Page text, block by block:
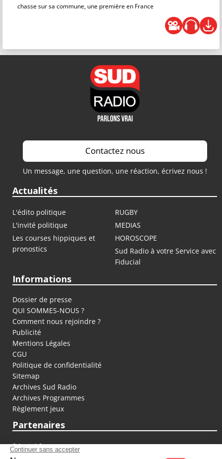
chasse sur sa commune, une première en France
Contactez nous
Un message, une question, une réaction, écrivez nous !
Actualités
L'édito politique
RUGBY
L'invité politique
MEDIAS
Les courses hippiques et
pronostics
HOROSCOPE
Sud Radio à votre Service avec
Fiducial
Informations
Dossier de presse
QUI SOMMES-NOUS ?
Comment nous rejoindre ?
Publicité
Mentions Légales
CGU
Politique de confidentialité
Sitemap
Archives Sud Radio
Archives Programmes
Règlement jeux
Partenaires
fiducial.fr